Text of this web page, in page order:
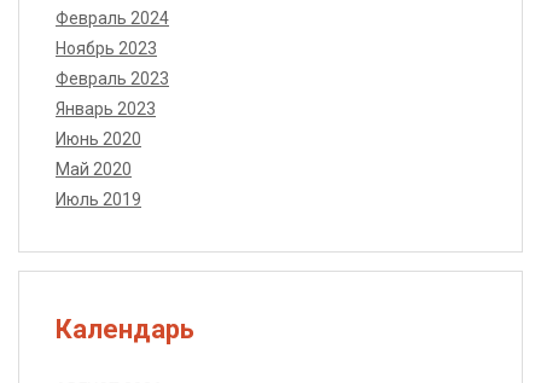
Февраль 2024
Ноябрь 2023
Февраль 2023
Январь 2023
Июнь 2020
Май 2020
Июль 2019
Календарь